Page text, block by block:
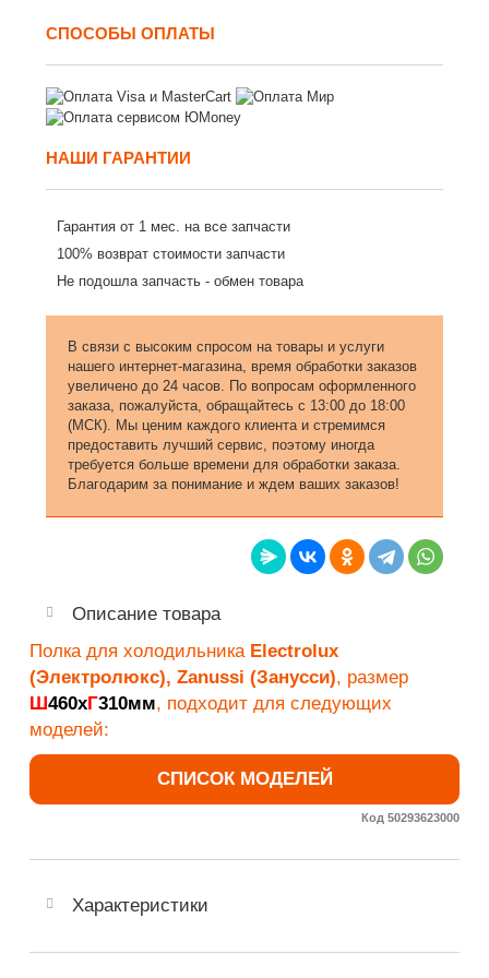
СПОСОБЫ ОПЛАТЫ
НАШИ ГАРАНТИИ
Гарантия от 1 мес. на все запчасти
100% возврат стоимости запчасти
Не подошла запчасть - обмен товара
В связи с высоким спросом на товары и услуги
нашего интернет-магазина, время обработки заказов
увеличено до 24 часов. По вопросам оформленного
заказа, пожалуйста, обращайтесь с 13:00 до 18:00
(МСК). Мы ценим каждого клиента и стремимся
предоставить лучший сервис, поэтому иногда
требуется больше времени для обработки заказа.
Благодарим за понимание и ждем ваших заказов!
Описание товара
Полка для холодильника Electrolux
(Электролюкс), Zanussi (Занусси), размер
Ш460хГ310мм, подходит для следующих
моделей:
СПИСОК МОДЕЛЕЙ
Код 50293623000
Характеристики